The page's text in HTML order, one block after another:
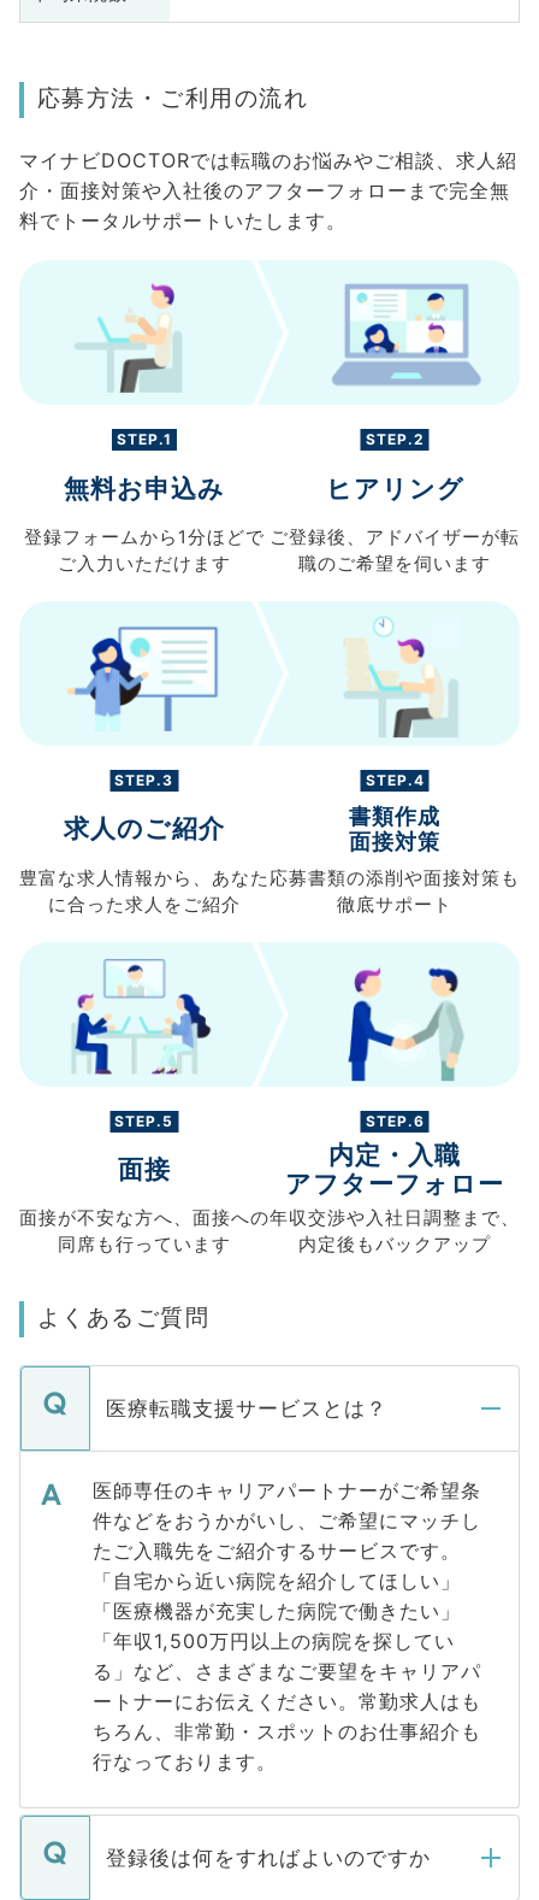
応募方法・ご利用の流れ
マイナビDOCTORでは転職のお悩みやご相談、求人紹
介・面接対策や入社後のアフターフォローまで完全無
料でトータルサポートいたします。
STEP.1
無料お申込み
登録フォームから 1分ほどで
ご入力 いただけます
STEP.2
ヒアリング
ご登録後、 アドバイザーが転
職のご希望を伺います
STEP.3
求人のご紹介
豊富な求人情報から、 あなた
に合った求人を ご紹介
STEP.4
書類作成
面接対策
応募書類の添削や面接対策も
徹底サポート
STEP.5
面接
面接が不安な方へ、 面接への
同席も行っています
STEP.6
内定・入職
アフターフォロー
年収交渉や入社日調整まで、
内定後もバックアップ
よくあるご質問
医療転職支援サービスとは？
医師専任のキャリアパートナーがご希望条
件などをおうかがいし、ご希望にマッチし
たご入職先をご紹介するサービスです。
「自宅から近い病院を紹介してほしい」
「医療機器が充実した病院で働きたい」
「年収1,500万円以上の病院を探してい
る」など、さまざまなご要望をキャリアパ
ートナーにお伝えください。常勤求人はも
ちろん、非常勤・スポットのお仕事紹介も
行なっております。
登録後は何をすればよいのですか